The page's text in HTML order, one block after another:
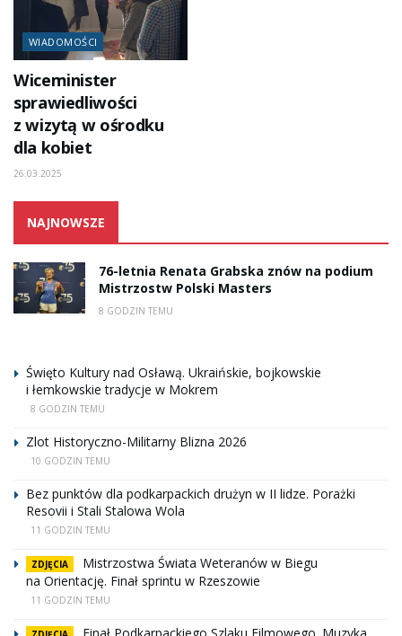
WIADOMOŚCI
Wiceminister
sprawiedliwości
z wizytą w ośrodku
dla kobiet
26.03.2025
NAJNOWSZE
76-letnia Renata Grabska znów na podium
Mistrzostw Polski Masters
8 GODZIN TEMU
Święto Kultury nad Osławą. Ukraińskie, bojkowskie
i łemkowskie tradycje w Mokrem
8 GODZIN TEMU
Zlot Historyczno-Militarny Blizna 2026
10 GODZIN TEMU
Bez punktów dla podkarpackich drużyn w II lidze. Porażki
Resovii i Stali Stalowa Wola
11 GODZIN TEMU
ZDJĘCIA
Mistrzostwa Świata Weteranów w Biegu
na Orientację. Finał sprintu w Rzeszowie
11 GODZIN TEMU
Finał Podkarpackiego Szlaku Filmowego. Muzyka